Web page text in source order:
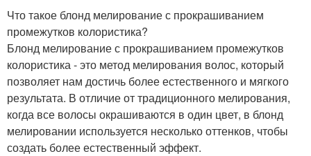
Что такое блонд мелирование с прокрашиванием
промежутков колористика?
Блонд мелирование с прокрашиванием промежутков
колористика - это метод мелирования волос, который
позволяет нам достичь более естественного и мягкого
результата. В отличие от традиционного мелирования,
когда все волосы окрашиваются в один цвет, в блонд
мелировании используется несколько оттенков, чтобы
создать более естественный эффект.